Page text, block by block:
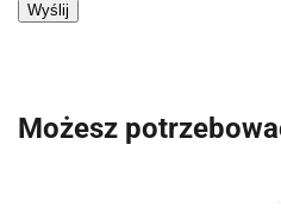
Możesz